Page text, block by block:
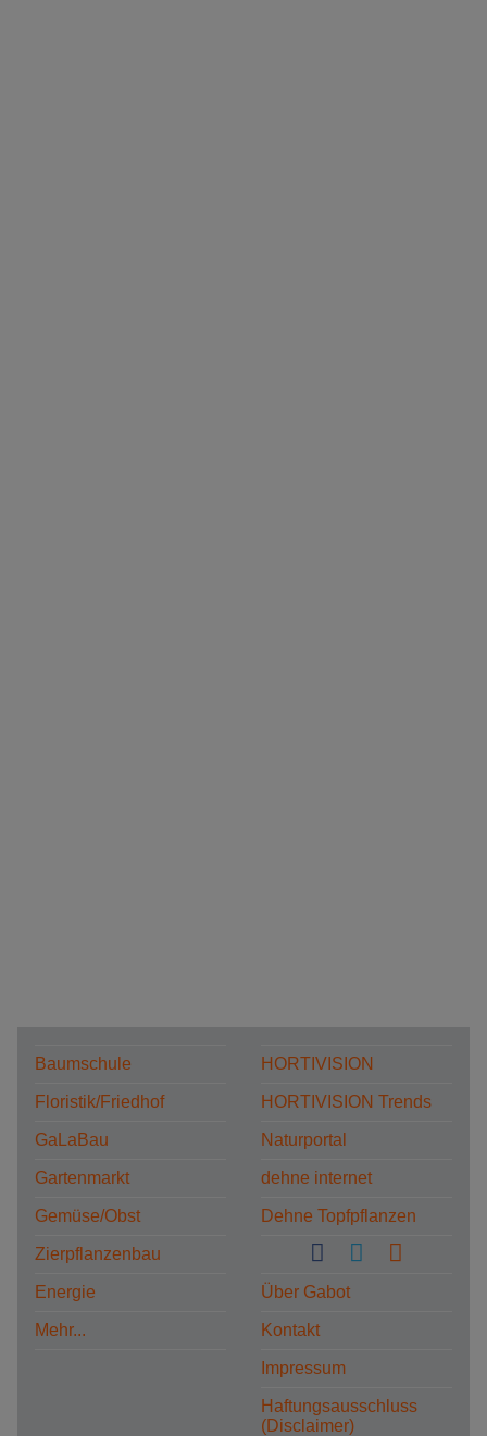
Baumschule
Floristik/Friedhof
GaLaBau
Gartenmarkt
Gemüse/Obst
Zierpflanzenbau
Energie
Mehr...
HORTIVISION
HORTIVISION Trends
Naturportal
dehne internet
Dehne Topfpflanzen
Über Gabot
Kontakt
Impressum
Haftungsausschluss
(Disclaimer)